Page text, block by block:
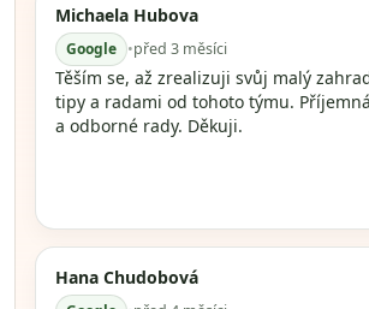
Michaela Hubova
Google •před 3 měsíci
Těším se, až zrealizuji svůj malý
tipy a radami od tohoto týmu.
a odborné rady. Děkuji.
Hana Chudobová